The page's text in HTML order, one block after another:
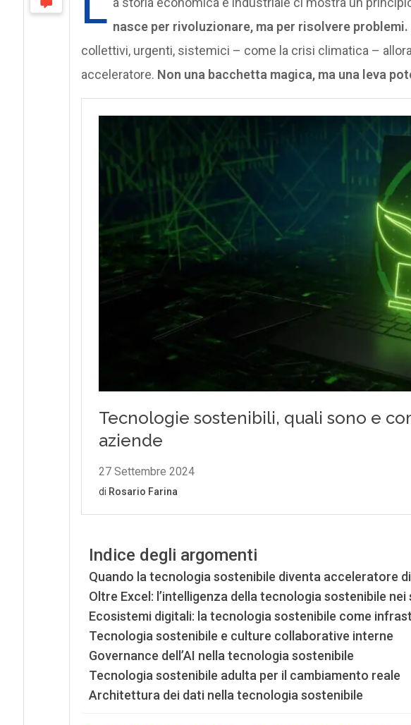
nasce per rivoluzionare, ma per risolvere problemi.
collettivi, urgenti, sistemici – come la crisi climatica –
acceleratore. Non una bacchetta magica, ma una leva
Indice degli argomenti
Quando la tecnologia sostenibile diventa acceleratore
Oltre Excel: l’intelligenza della tecnologia sostenibile nei
Ecosistemi digitali: la tecnologia sostenibile come
Tecnologia sostenibile e culture collaborative interne
Governance dell’AI nella tecnologia sostenibile
Tecnologia sostenibile adulta per il cambiamento reale
Architettura dei dati nella tecnologia sostenibile